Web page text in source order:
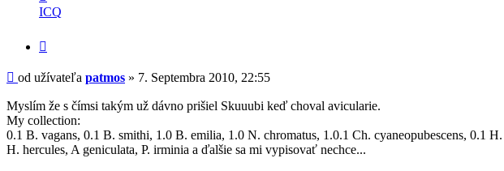
informácie
užívateľa
patmos
ICQ
Príspevok
od užívateľa patmos » 7. Septembra 2010, 22:55
Myslím že s čímsi takým už dávno prišiel Skuuubi keď choval avicularie.
My collection:
0.1 B. vagans, 0.1 B. smithi, 1.0 B. emilia, 1.0 N. chromatus, 1.0.1 Ch. cyaneopubescens, 0.1
H. hercules, A geniculata, P. irminia a ďalšie sa mi vypisovať nechce...